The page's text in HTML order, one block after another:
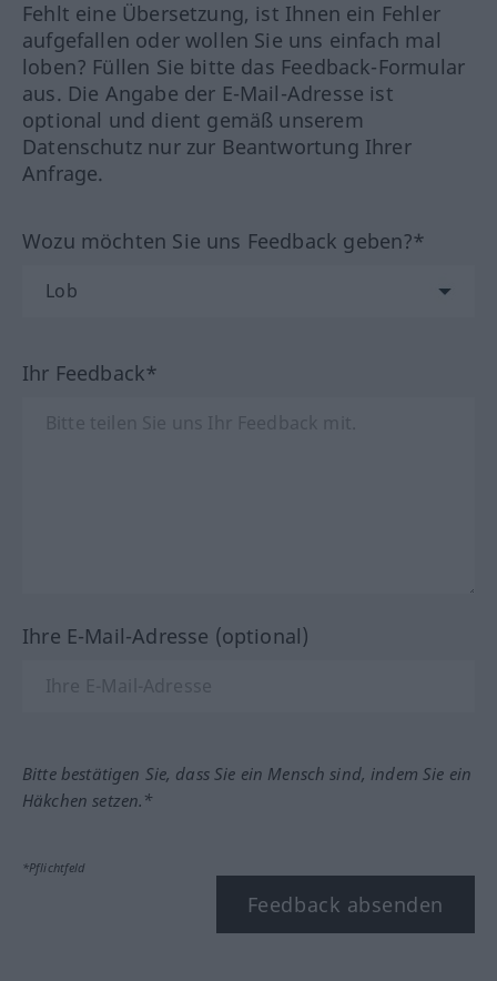
Fehlt eine Übersetzung, ist Ihnen ein Fehler
aufgefallen oder wollen Sie uns einfach mal
loben? Füllen Sie bitte das Feedback-Formular
aus. Die Angabe der E-Mail-Adresse ist
optional und dient gemäß unserem
Datenschutz nur zur Beantwortung Ihrer
Anfrage.
Wozu möchten Sie uns Feedback geben?*
Ihr Feedback*
Ihre E-Mail-Adresse (optional)
Bitte bestätigen Sie, dass Sie ein Mensch sind, indem Sie ein
Häkchen setzen.*
*Pflichtfeld
Feedback absenden